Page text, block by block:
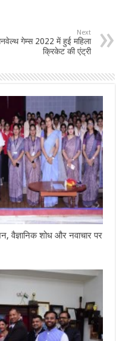
Next
गेम्स 2022 में हुई महिला
क्रिकेट की एंट्री
वैज्ञानिक शोध और नवाचार पर